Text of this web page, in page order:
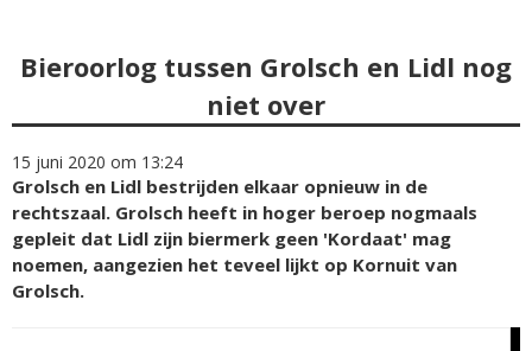
Bieroorlog tussen Grolsch en Lidl nog
niet over
15 juni 2020 om 13:24
Grolsch en Lidl bestrijden elkaar opnieuw in de
rechtszaal. Grolsch heeft in hoger beroep nogmaals
gepleit dat Lidl zijn biermerk geen 'Kordaat' mag
noemen, aangezien het teveel lijkt op Kornuit van
Grolsch.